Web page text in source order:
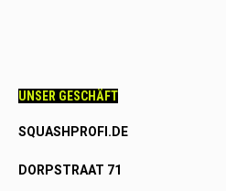
UNSER GESCHÄFT
SQUASHPROFI.DE
DORPSTRAAT 71